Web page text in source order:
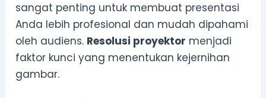
sangat penting untuk membuat presentasi
Anda lebih profesional dan mudah dipahami
oleh audiens. Resolusi proyektor menjadi
faktor kunci yang menentukan kejernihan
gambar.